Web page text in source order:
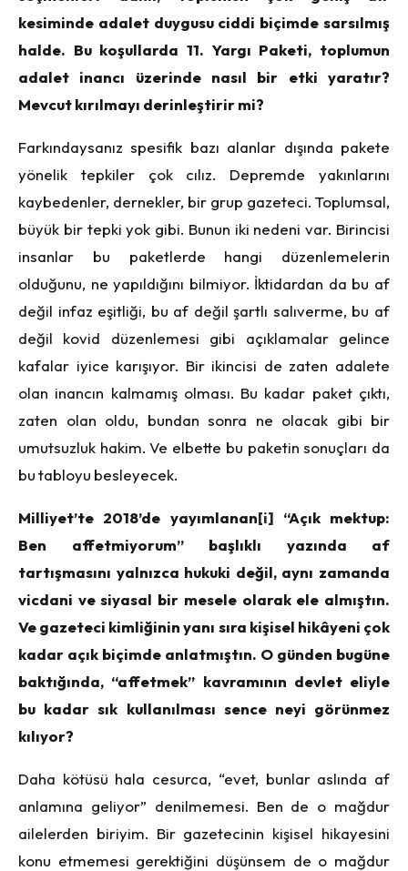
kesiminde adalet duygusu ciddi biçimde sarsılmış
halde. Bu koşullarda 11. Yargı Paketi, toplumun
adalet inancı üzerinde nasıl bir etki yaratır?
Mevcut kırılmayı derinleştirir mi?
Farkındaysanız spesifik bazı alanlar dışında pakete
yönelik tepkiler çok cılız. Depremde yakınlarını
kaybedenler, dernekler, bir grup gazeteci. Toplumsal,
büyük bir tepki yok gibi. Bunun iki nedeni var. Birincisi
insanlar bu paketlerde hangi düzenlemelerin
olduğunu, ne yapıldığını bilmiyor. İktidardan da bu af
değil infaz eşitliği, bu af değil şartlı salıverme, bu af
değil kovid düzenlemesi gibi açıklamalar gelince
kafalar iyice karışıyor. Bir ikincisi de zaten adalete
olan inancın kalmamış olması. Bu kadar paket çıktı,
zaten olan oldu, bundan sonra ne olacak gibi bir
umutsuzluk hakim. Ve elbette bu paketin sonuçları da
bu tabloyu besleyecek.
Milliyet’te 2018’de yayımlanan[i] “Açık mektup:
Ben affetmiyorum” başlıklı yazında af
tartışmasını yalnızca hukuki değil, aynı zamanda
vicdani ve siyasal bir mesele olarak ele almıştın.
Ve gazeteci kimliğinin yanı sıra kişisel hikâyeni çok
kadar açık biçimde anlatmıştın. O günden bugüne
baktığında, “affetmek” kavramının devlet eliyle
bu kadar sık kullanılması sence neyi görünmez
kılıyor?
Daha kötüsü hala cesurca, “evet, bunlar aslında af
anlamına geliyor” denilmemesi. Ben de o mağdur
ailelerden biriyim. Bir gazetecinin kişisel hikayesini
konu etmemesi gerektiğini düşünsem de o mağdur